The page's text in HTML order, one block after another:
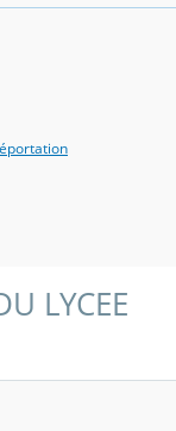
LYCEE